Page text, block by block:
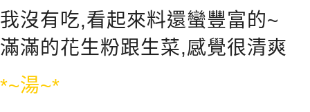
我沒有吃,看起來料還蠻豐富的~
滿滿的花生粉跟生菜,感覺很清爽
*~湯~*